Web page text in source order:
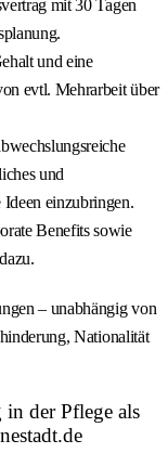
mit 30 Tagen
und eine
evtl. Mehrarbeit über
und
einzubringen.
Benefits sowie
– unabhängig von
Nationalität
der Pflege als